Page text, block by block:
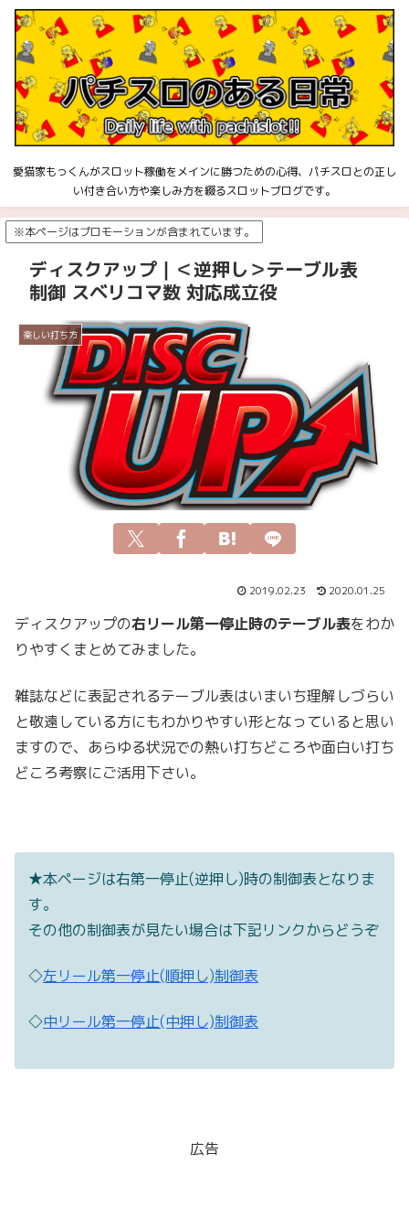
愛猫家もっくんがスロット稼働をメインに勝つための心得、パチスロとの正し
い付き合い方や楽しみ方を綴るスロットブログです。
※本ページはプロモーションが含まれています。
ディスクアップ｜＜逆押し＞テーブル表
制御 スベリコマ数 対応成立役
楽しい打ち方
2019.02.23 2020.01.25
ディスクアップの右リール第一停止時のテーブル表をわか
りやすくまとめてみました。
雑誌などに表記されるテーブル表はいまいち理解しづらい
と敬遠している方にもわかりやすい形となっていると思い
ますので、あらゆる状況での熱い打ちどころや面白い打ち
どころ考察にご活用下さい。
★本ページは右第一停止(逆押し)時の制御表となりま
す。
その他の制御表が見たい場合は下記リンクからどうぞ
◇左リール第一停止(順押し)制御表
◇中リール第一停止(中押し)制御表
広告